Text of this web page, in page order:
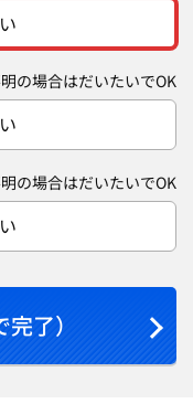
の場合はだいたいでOK
の場合はだいたいでOK
了）